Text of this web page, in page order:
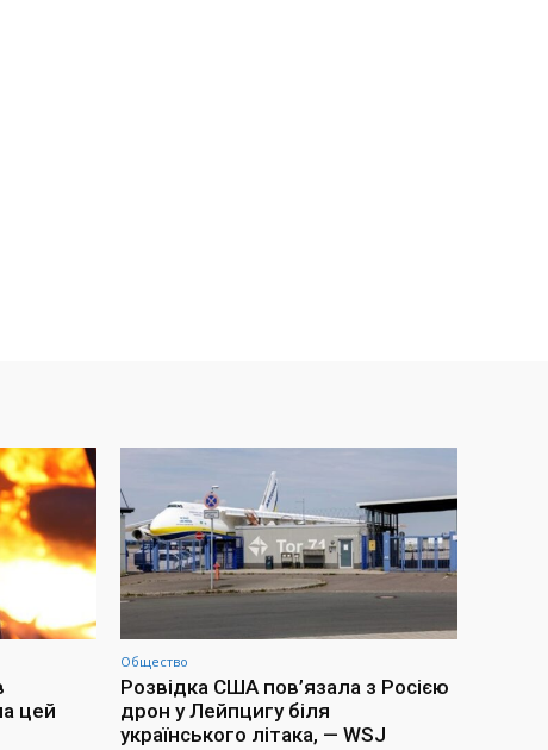
цей
Общество
Розвідка США пов’язала з Росією
дрон у Лейпцигу біля
українського літака, — WSJ